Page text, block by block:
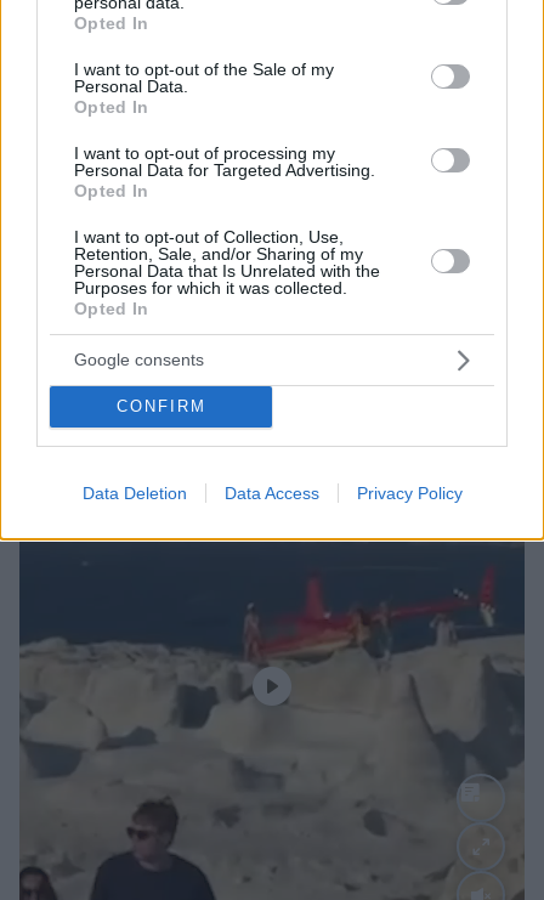
grant or deny consent to Google and its third-party tags to
use your data for below specified purposes in below Google
consent section.
Opted In
I want to opt-out of the Sale of my
Personal Data.
Opted In
I want to opt-out of processing my
Personal Data for Targeted Advertising.
Opted In
I want to opt-out of Collection, Use,
Retention, Sale, and/or Sharing of my
Personal Data that Is Unrelated with the
Purposes for which it was collected.
Opted In
Google consents
CONFIRM
Data Deletion Data Access Privacy Policy
στρατό μέχρι να αφοπλιστεί εντελώς η Χαμάς
Φωτιά στο Κορωπί, 112 στους κατοίκους για ετοιμότητα:
Επιχειρούν ισχυρές επίγειες δυνάμεις και έξι εναέρια,
Διακοπές στο Ηράκλειο: Εξερευνώντας την πόλη και τα
πριν μία ώρα
ΔΕΙΤΕ ΟΛΕΣ ΤΙΣ ΕΙΔΗΣΕΙΣ
ΤΑ ΠΙΟ ΔΗΜΟΦΙΛΗ